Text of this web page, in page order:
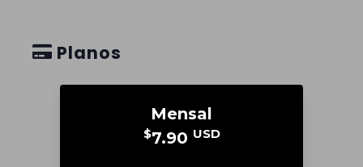
Planos
Mensal
$7.90 USD